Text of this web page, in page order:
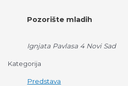
Pozorište mladih
Ignjata Pavlasa 4 Novi Sad
Kategorija
Predstava